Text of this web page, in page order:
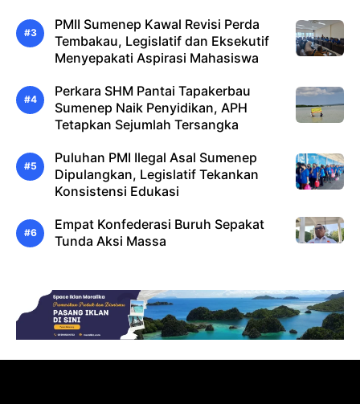
PMII Sumenep Kawal Revisi Perda
Tembakau, Legislatif dan Eksekutif
Menyepakati Aspirasi Mahasiswa
Perkara SHM Pantai Tapakerbau
Sumenep Naik Penyidikan, APH
Tetapkan Sejumlah Tersangka
Puluhan PMI Ilegal Asal Sumenep
Dipulangkan, Legislatif Tekankan
Konsistensi Edukasi
Empat Konfederasi Buruh Sepakat
Tunda Aksi Massa